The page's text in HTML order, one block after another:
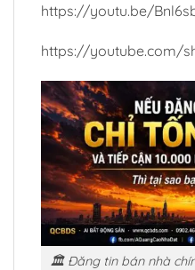
https://youtu.be/
https://youtube.com/
🏛️ Đăng tin bán nhà